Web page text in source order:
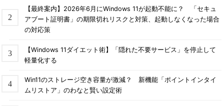
【最終案内】2026年6月にWindows 11が起動不能に？ 「セキュ
アブート証明書」の期限切れリスクと対策、起動しなくなった場合
の対応策
【Windows 11ダイエット術】「隠れた不要サービス」を停止して
軽量化する
Win11のストレージ空き容量が激減？ 新機能「ポイントインタイ
ムリストア」のわなと賢い設定術